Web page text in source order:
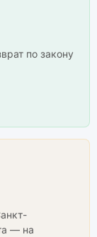
по закону
— на